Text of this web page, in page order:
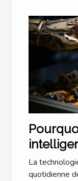
la
La
quotidienne